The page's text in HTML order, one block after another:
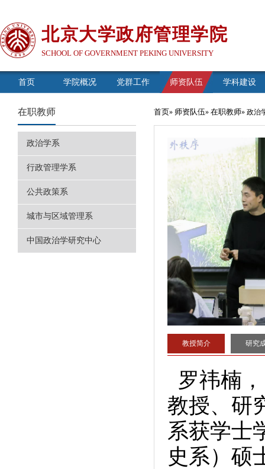
北京大学政府管理学院
SCHOOL OF GOVERNMENT PEKING UNIVERSITY
首页 学院概况 党群工作 师资队伍 学科建设
在职教师
政治学系
行政管理学系
公共政策系
城市与区域管理系
中国政治学研究中心
首页» 师资队伍» 在职教师» 政治
教授简介 研究
罗祎楠
教授、研
系获学士
史系）硕